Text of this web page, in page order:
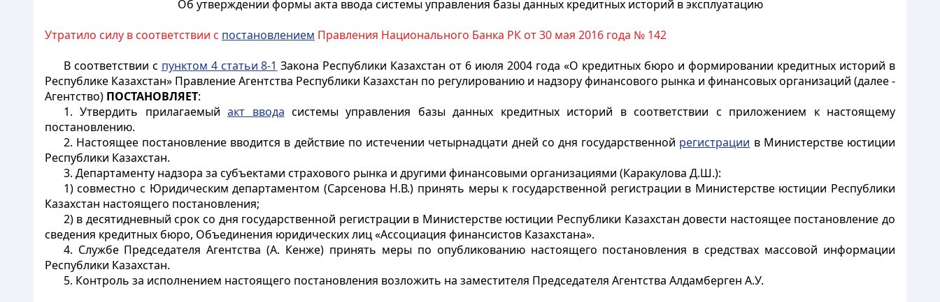
Об утверждении формы акта ввода системы управления базы данных кредитных историй в эксплуатацию
Утратило силу в соответствии с постановлением Правления Национального Банка РК от 30 мая 2016 года № 142
В соответствии с пунктом 4 статьи 8-1 Закона Республики Казахстан от 6 июля 2004 года «О кредитных бюро и формировании кредитных историй в
Республике Казахстан» Правление Агентства Республики Казахстан по регулированию и надзору финансового рынка и финансовых организаций (далее -
Агентство) ПОСТАНОВЛЯЕТ:
1. Утвердить прилагаемыйакт ввода системы управления базы данных кредитных историй в соответствии с приложением к настоящему
постановлению.
2. Настоящее постановление вводится в действие по истечении четырнадцати дней со дня государственной регистрации в Министерстве юстиции
Республики Казахстан.
3. Департаменту надзора за субъектами страхового рынка и другими финансовыми организациями (Каракулова Д.Ш.):
1) совместно с Юридическим департаментом (Сарсенова Н.В.) принять меры к государственной регистрации в Министерстве юстиции Республики
Казахстан настоящего постановления;
2) в десятидневный срок со дня государственной регистрации в Министерстве юстиции Республики Казахстан довести настоящее постановление до
сведения кредитных бюро, Объединения юридических лиц «Ассоциация финансистов Казахстана».
4. Службе Председателя Агентства (А. Кенже) принять меры по опубликованию настоящего постановления в средствах массовой информации
Республики Казахстан.
5. Контроль за исполнением настоящего постановления возложить на заместителя Председателя Агентства Алдамберген А.У.